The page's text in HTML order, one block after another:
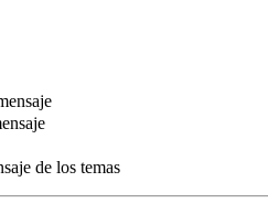
de los temas